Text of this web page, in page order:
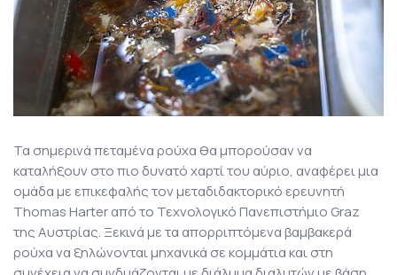
Τα σημερινά πεταμένα ρούχα θα μπορούσαν να
καταλήξουν στο πιο δυνατό χαρτί του αύριο, αναφέρει μια
ομάδα με επικεφαλής τον μεταδιδακτορικό ερευνητή
Thomas Harter από το Τεχνολογικό Πανεπιστήμιο Graz
της Αυστρίας. Ξεκινά με τα απορριπτόμενα βαμβακερά
ρούχα να ξηλώνονται μηχανικά σε κομμάτια και στη